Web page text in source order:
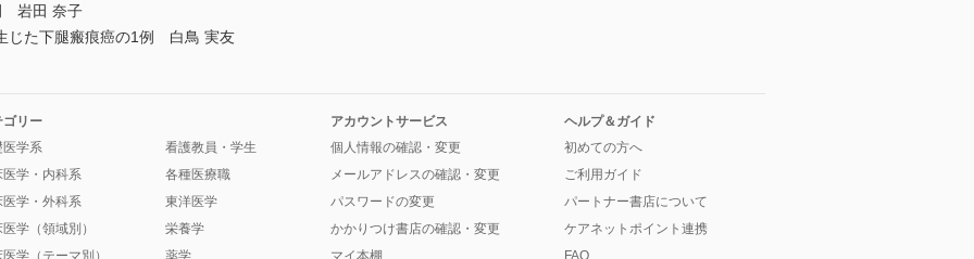
岩田 奈子
じた下腿瘢痕癌の1例 白鳥 実友
ゴリー
医学系
医学・内科系
医学・外科系
学（領域別）
看護教員・学生
各種医療職
東洋医学
栄養学
アカウントサービス
個人情報の確認・変更
メールアドレスの確認・変更
パスワードの変更
かかりつけ書店の確認・変更
ヘルプ＆ガイド
初めての方へ
ご利用ガイド
パートナー書店について
ケアネットポイント連携